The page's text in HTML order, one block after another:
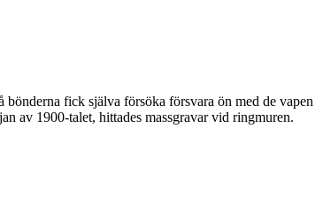
fick själva försöka försvara ön med de vapen
av 1900-talet, hittades massgravar vid ringmuren.